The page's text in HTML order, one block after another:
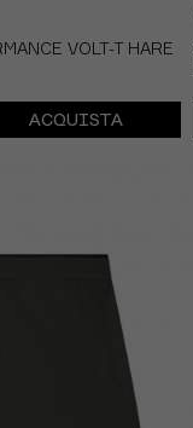
VOLT-T HARE
ACQUISTA